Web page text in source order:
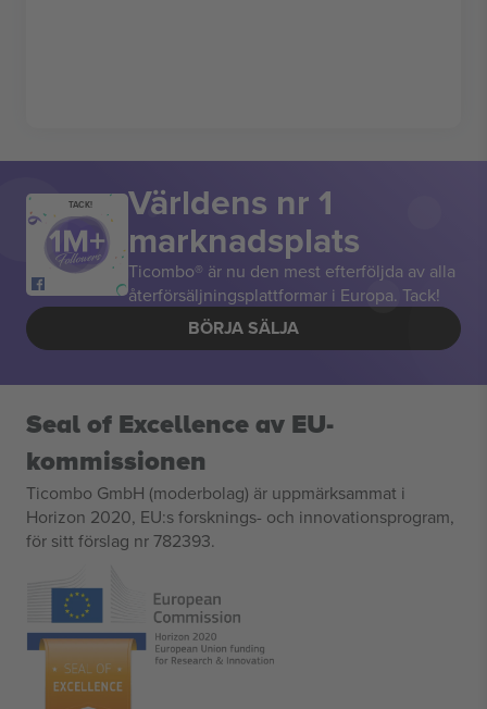
TACK! Världens nr 1
marknadsplats
Ticombo® är nu den mest efterföljda av alla
återförsäljningsplattformar i Europa. Tack!
BÖRJA SÄLJA
Seal of Excellence av EU-
kommissionen
Ticombo GmbH (moderbolag) är uppmärksammat i
Horizon 2020, EU:s forsknings- och innovationsprogram,
för sitt förslag nr 782393.